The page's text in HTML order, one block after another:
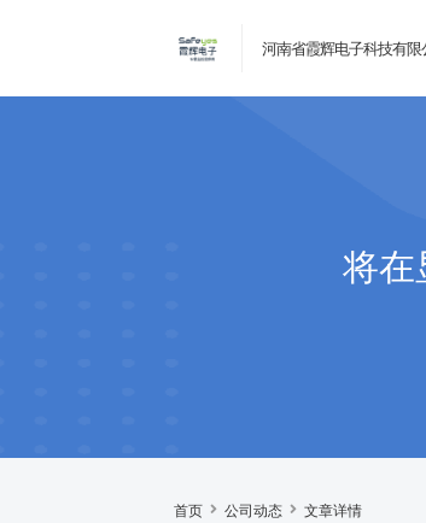
河南省霞辉电子科技有限
将在
首页 公司动态 文章详情